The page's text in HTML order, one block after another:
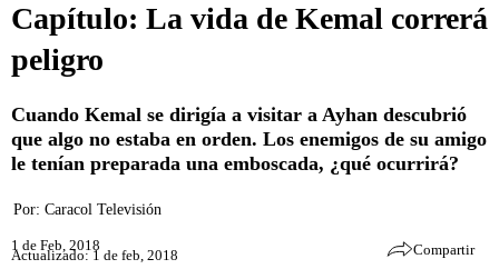
Capítulo: La vida de Kemal correrá
peligro
Cuando Kemal se dirigía a visitar a Ayhan descubrió
que algo no estaba en orden. Los enemigos de su amigo
le tenían preparada una emboscada, ¿qué ocurrirá?
Por: Caracol Televisión
1 de Feb, 2018
Actualizado: 1 de feb, 2018 Compartir